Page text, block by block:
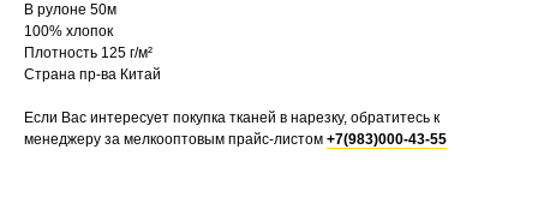
В рулоне 50м
100% хлопок
Плотность 125 г/м²
Страна пр-ва Китай
Если Вас интересует покупка тканей в нарезку, обратитесь к
менеджеру за мелкооптовым прайс-листом +7(983)000-43-55